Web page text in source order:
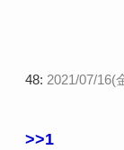
48: 2021/07/16(
>>1